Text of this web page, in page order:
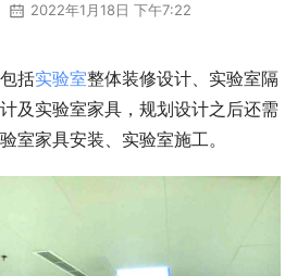
2022年1月18日 下午7:22
括实验室整体装修设计、实验室隔
及实验室家具，规划设计之后还需
验室家具安装、实验室施工。